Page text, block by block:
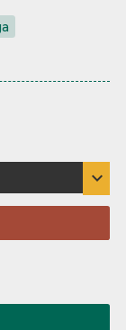
expand_more